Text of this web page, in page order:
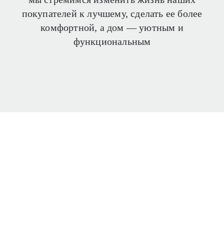
покупателей к лучшему, сделать ее более
комфортной, а дом —уютным и
функциональным